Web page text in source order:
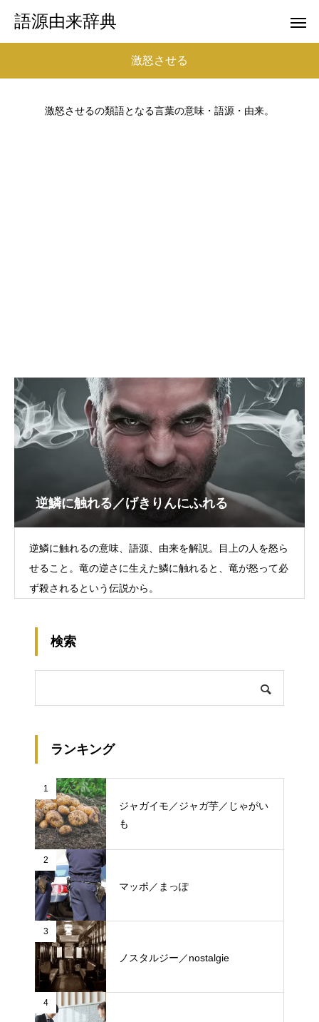
語源由来辞典
激怒させる
激怒させるの類語となる言葉の意味・語源・由来。
逆鱗に触れる／げきりんにふれる
逆鱗に触れるの意味、語源、由来を解説。目上の人を怒ら
せること。竜の逆さに生えた鱗に触れると、竜が怒って必
ず殺されるという伝説から。
検索
ランキング
1
ジャガイモ／ジャガ芋／じゃがい
も
2
マッポ／まっぽ
3
ノスタルジー／nostalgie
4